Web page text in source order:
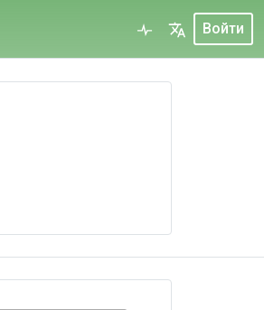
Войти